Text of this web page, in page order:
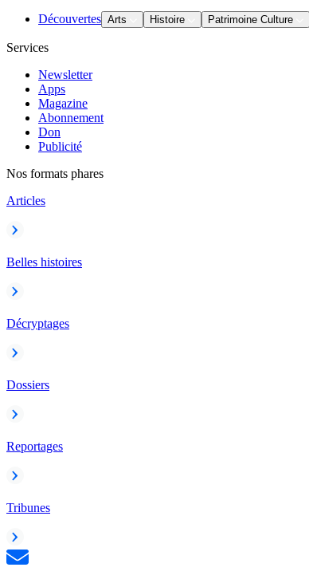
Découvertes Arts Histoire Patrimoine Culture
Services
Newsletter
Apps
Magazine
Abonnement
Don
Publicité
Nos formats phares
Articles
Belles histoires
Décryptages
Dossiers
Reportages
Tribunes